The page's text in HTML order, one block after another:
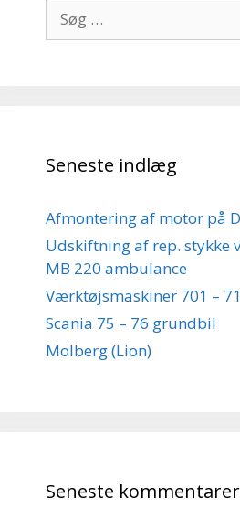
efter:
Seneste indlæg
Afmontering af motor på
Udskiftning af rep. stykke
MB 220 ambulance
Værktøjsmaskiner 701 –
Scania 75 – 76 grundbil
Molberg (Lion)
Seneste kommentarer